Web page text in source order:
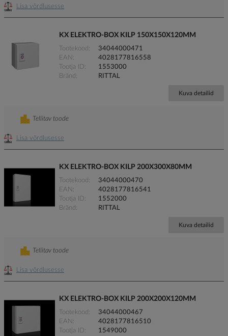
Lisa võrdlusesse
KX ELEKTRO-BOX KILP 150X150X120MM
Tootekood
34044000471
EAN
4028177816558
Tootja ID
1553000
Bränd
RITTAL
Kuva detailid
Lisa võrdlusesse
Tellitav toode
KX ELEKTRO-BOX KILP 200X300X80MM
Tootekood
34044000470
EAN
4028177816541
Tootja ID
1552000
Bränd
RITTAL
Kuva detailid
Lisa võrdlusesse
Tellitav toode
KX ELEKTRO-BOX KILP 200X200X120MM
Tootekood
34044000467
EAN
4028177816510
Tootja ID
1549000